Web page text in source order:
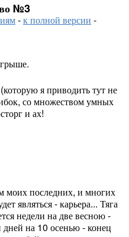
№3
-к полной версии -
я приводить тут не
со множеством умных
и ах!
последних, и многих
являться - карьера... Тяга
недели на две весною -
дней на 10 осенью - конец